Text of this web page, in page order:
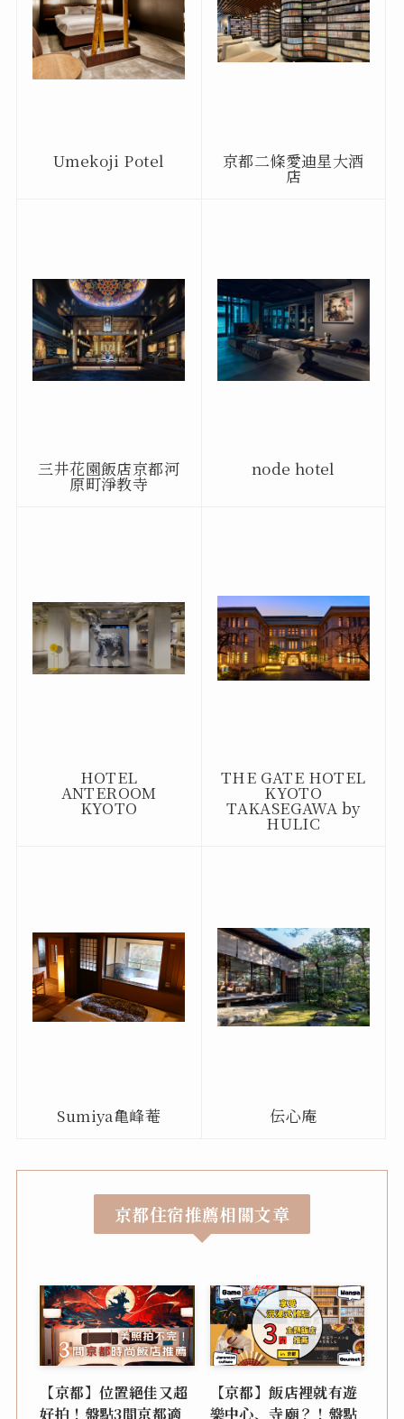
Umekoji Potel 京都二條愛迪星大酒
店
三井花園飯店京都河
原町淨教寺
node hotel
HOTEL
ANTEROOM
KYOTO
THE GATE HOTEL
KYOTO
TAKASEGAWA by
HULIC
Sumiya亀峰菴 伝心庵
京都住宿推薦相關文章
【京都】位置絕佳又超
好拍！盤點3間京都適
【京都】飯店裡就有遊
樂中心、寺廟？！盤點